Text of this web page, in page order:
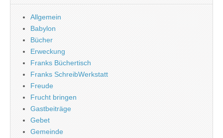
Allgemein
Babylon
Bücher
Erweckung
Franks Büchertisch
Franks SchreibWerkstatt
Freude
Frucht bringen
Gastbeiträge
Gebet
Gemeinde